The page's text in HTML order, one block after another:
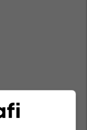
Brendan Meyers